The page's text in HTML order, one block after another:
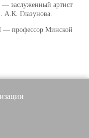
артист
А.К. Глазунова.
Минской